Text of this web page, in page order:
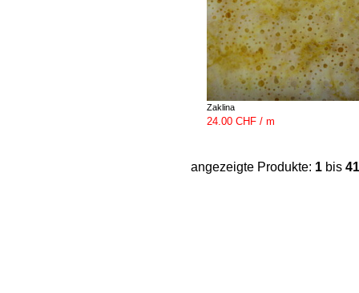
Zaklina
24.00 CHF / m
angezeigte Produkte: 1 bis 41